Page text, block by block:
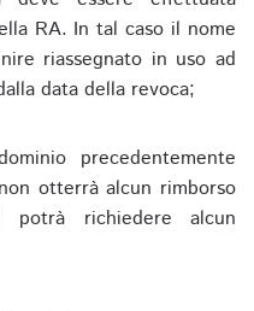
RA. In tal caso il nome
riassegnato in uso ad
data della revoca;
precedentemente
otterrà alcun rimborso
richiedere alcun